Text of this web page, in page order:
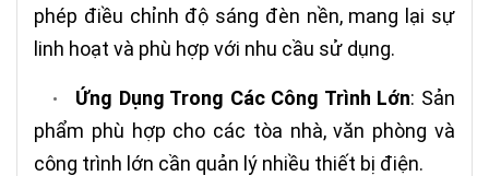
phép điều chỉnh độ sáng đèn nền, mang lại sự
linh hoạt và phù hợp với nhu cầu sử dụng.
• Ứng Dụng Trong Các Công Trình Lớn: Sản
phẩm phù hợp cho các tòa nhà, văn phòng và
công trình lớn cần quản lý nhiều thiết bị điện.